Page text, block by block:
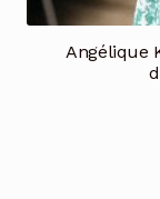
Angélique